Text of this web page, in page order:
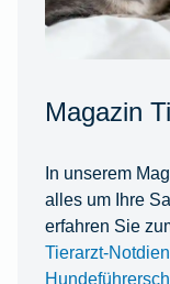
Magazin
In unserem
alles um Ihre
erfahren Sie
Tierarzt-